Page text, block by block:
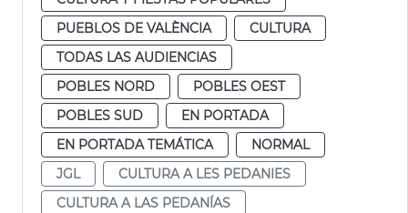
PUEBLOS DE VALÈNCIA
CULTURA
TODAS LAS AUDIENCIAS
POBLES NORD
POBLES OEST
POBLES SUD
EN PORTADA
EN PORTADA TEMÁTICA
NORMAL
JGL
CULTURA A LES PEDANIES
CULTURA A LAS PEDANÍAS